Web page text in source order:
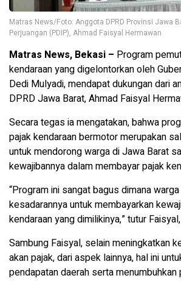
Matras News/Foto: Anggota DPRD Provinsi Jawa
Perjuangan (PDIP), Ahmad Faisyal Hermawan
Matras News, Bekasi – Program
kendaraan yang digelontorkan oleh
Dedi Mulyadi, mendapat dukungan dari
DPRD Jawa Barat, Ahmad Faisyal
Secara tegas ia mengatakan, bahwa
pajak kendaraan bermotor merupakan
untuk mendorong warga di Jawa Barat
kewajibannya dalam membayar pajak
“Program ini sangat bagus dimana
kesadarannya untuk membayarkan
kendaraan yang dimilikinya,” tutur
Sambung Faisyal, selain meningkatkan
akan pajak, dari aspek lainnya, hal ini
pendapatan daerah serta menumbuhkan